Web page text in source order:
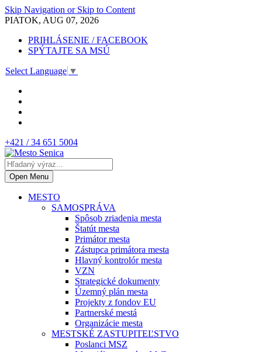
Skip Navigation or Skip to Content
PIATOK, AUG 07, 2026
PRIHLÁSENIE / FACEBOOK
SPÝTAJTE SA MSÚ
Select Language ▼
+421 / 34 651 5004
Open Menu
MESTO
SAMOSPRÁVA
Spôsob zriadenia mesta
Štatút mesta
Primátor mesta
Zástupca primátora mesta
Hlavný kontrolór mesta
VZN
Strategické dokumenty
Územný plán mesta
Projekty z fondov EU
Partnerské mestá
Organizácie mesta
MESTSKÉ ZASTUPITEĽSTVO
Poslanci MSZ